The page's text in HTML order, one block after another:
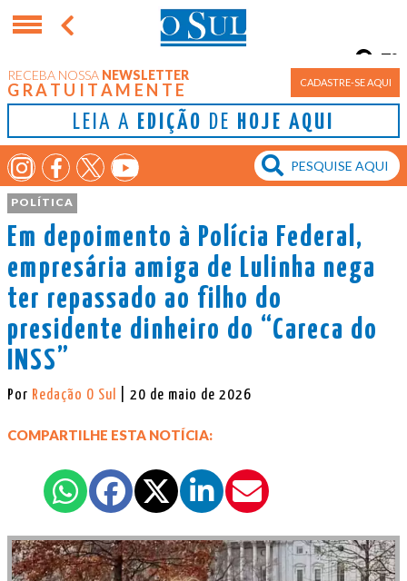
RECEBA NOSSA NEWSLETTER
GRATUITAMENTE CADASTRE-SE AQUI
LEIA A EDIÇÃO DE HOJE AQUI
Porto Alegre
7°
POLÍTICA
Em depoimento à Polícia Federal,
empresária amiga de Lulinha nega
ter repassado ao filho do
presidente dinheiro do “Careca do
INSS”
Por Redação O Sul | 20 de maio de 2026
COMPARTILHE ESTA NOTÍCIA: